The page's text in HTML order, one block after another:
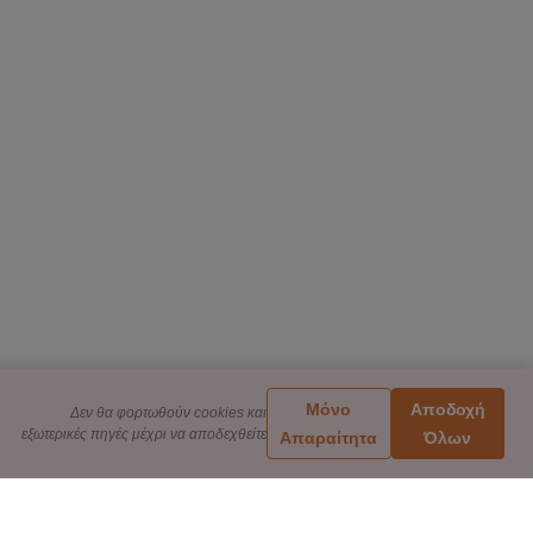
Δεν θα φορτωθούν cookies και
εξωτερικές πηγές μέχρι να αποδεχθείτε
Μόνο
Απαραίτητα
Αποδοχή
Όλων